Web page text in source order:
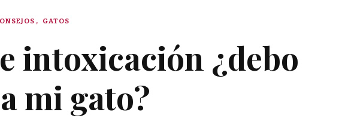
GATOS
intoxicación ¿debo
mi gato?